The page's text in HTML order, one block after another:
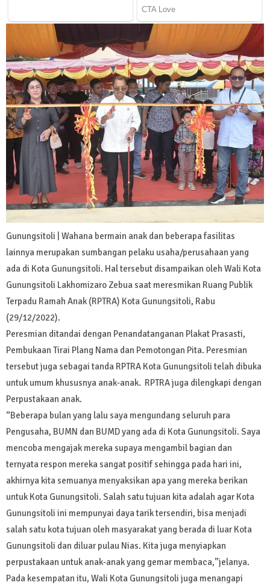
Gunungsitoli | Wahana bermain anak dan beberapa fasilitas
lainnya merupakan sumbangan pelaku usaha/perusahaan yang
ada di Kota Gunungsitoli. Hal tersebut disampaikan oleh Wali Kota
Gunungsitoli Lakhomizaro Zebua saat meresmikan Ruang Publik
Terpadu Ramah Anak (RPTRA) Kota Gunungsitoli, Rabu
(29/12/2022).
Peresmian ditandai dengan Penandatanganan Plakat Prasasti,
Pembukaan Tirai Plang Nama dan Pemotongan Pita. Peresmian
tersebut juga sebagai tanda RPTRA Kota Gunungsitoli telah dibuka
untuk umum khususnya anak-anak. RPTRA juga dilengkapi dengan
Perpustakaan anak.
“Beberapa bulan yang lalu saya mengundang seluruh para
Pengusaha, BUMN dan BUMD yang ada di Kota Gunungsitoli. Saya
mencoba mengajak mereka supaya mengambil bagian dan
ternyata respon mereka sangat positif sehingga pada hari ini,
akhirnya kita semuanya menyaksikan apa yang mereka berikan
untuk Kota Gunungsitoli. Salah satu tujuan kita adalah agar Kota
Gunungsitoli ini mempunyai daya tarik tersendiri, bisa menjadi
salah satu kota tujuan oleh masyarakat yang berada di luar Kota
Gunungsitoli dan diluar pulau Nias. Kita juga menyiapkan
perpustakaan untuk anak-anak yang gemar membaca,”jelanya.
Pada kesempatan itu, Wali Kota Gunungsitoli juga menangapi